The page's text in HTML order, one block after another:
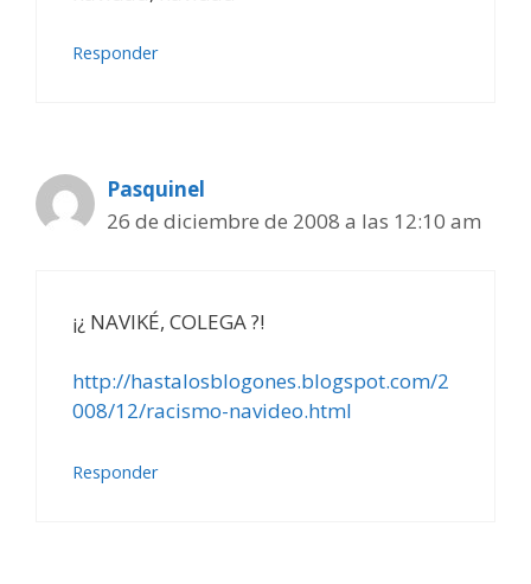
Responder
Pasquinel
26 de diciembre de 2008 a las 12:10 am
¡¿ NAVIKÉ, COLEGA ?!
http://hastalosblogones.blogspot.com/2
008/12/racismo-navideo.html
Responder